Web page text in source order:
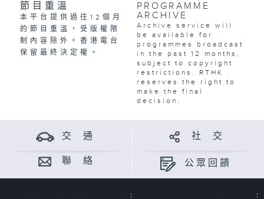
節目重溫
本平台提供過往12個月
的節目重溫，受版權限
制內容除外。香港電台
保留最終決定權。
PROGRAMME
ARCHIVE
Archive service will
be available for
programmes broadcast
in the past 12 months,
subject to copyright
restrictions. RTHK
reserves the right to
make the final
decision.
交 通 社 交
聯 絡 公眾回饋